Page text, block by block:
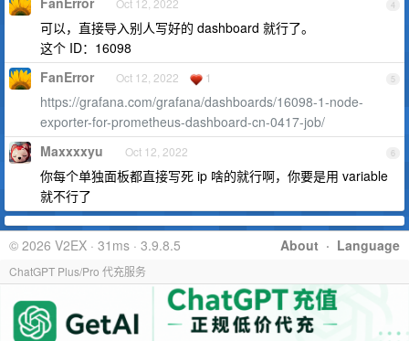
4
Oct 12, 2022
可以，直接导入别人写好的 dashboard 就行了。
这个 ID：16098
5
FanError Oct 12, 2022 1
https://grafana.com/grafana/dashboards/16098-1-node-
exporter-for-prometheus-dashboard-cn-0417-job/
6
Maxxxxyu Oct 12, 2022
你每个单独面板都直接写死 ip 啥的就行啊，你要是用 variable
就不行了
About · Language
© 2026 V2EX · 31ms · 3.9.8.5
ChatGPT Plus/Pro 代充服务